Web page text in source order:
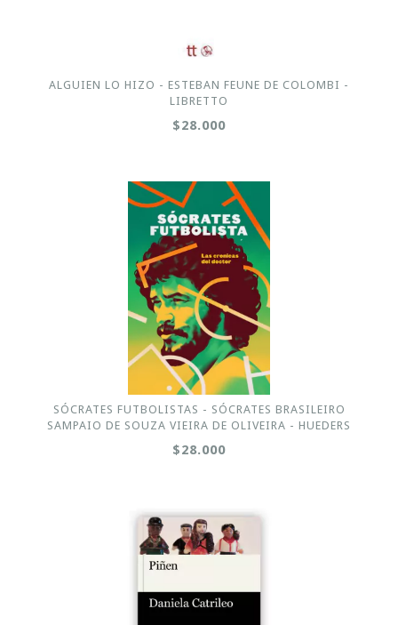
ALGUIEN LO HIZO - ESTEBAN FEUNE DE COLOMBI -
LIBRETTO
$28.000
SÓCRATES FUTBOLISTAS - SÓCRATES BRASILEIRO
SAMPAIO DE SOUZA VIEIRA DE OLIVEIRA - HUEDERS
$28.000